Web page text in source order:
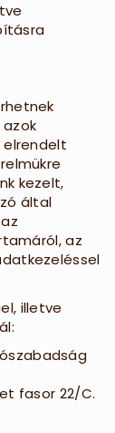
kezelt,
által
az
illetve
fasor 22/C.